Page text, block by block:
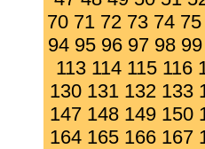
70 71 72 73 74 75
94 95 96 97 98 99
113 114 115 116
130 131 132 133
147 148 149 150
164 165 166 167